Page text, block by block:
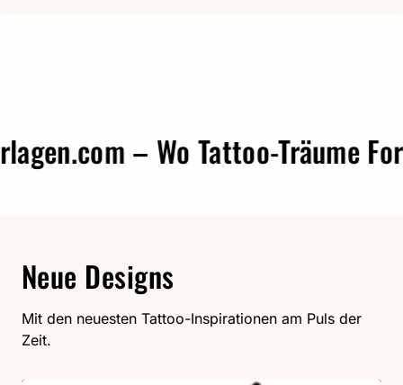
– Wo Tattoo-Träume Form
Neue Designs
Mit den neuesten Tattoo-Inspirationen am Puls der
Zeit.